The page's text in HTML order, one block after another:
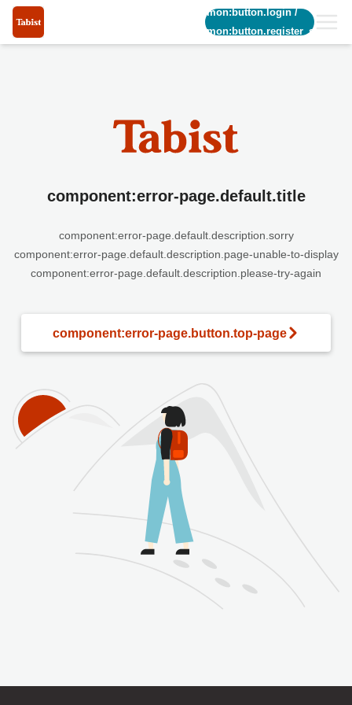
common:button.login/
common:button.register_short
component:error-page.default.title
component:error-page.default.description.sorry
component:error-page.default.description.page-unable-to-display
component:error-page.default.description.please-try-again
component:error-page.button.top-page